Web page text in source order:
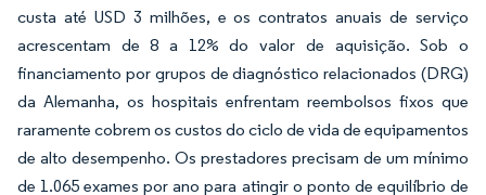
custa até USD 3 milhões, e os contratos anuais de serviço
acrescentam de 8 a 12% do valor de aquisição. Sob o
financiamento por grupos de diagnóstico relacionados (DRG)
da Alemanha, os hospitais enfrentam reembolsos fixos que
raramente cobrem os custos do ciclo de vida de equipamentos
de alto desempenho. Os prestadores precisam de um mínimo
de 1.065 exames por ano para atingir o ponto de equilíbrio de